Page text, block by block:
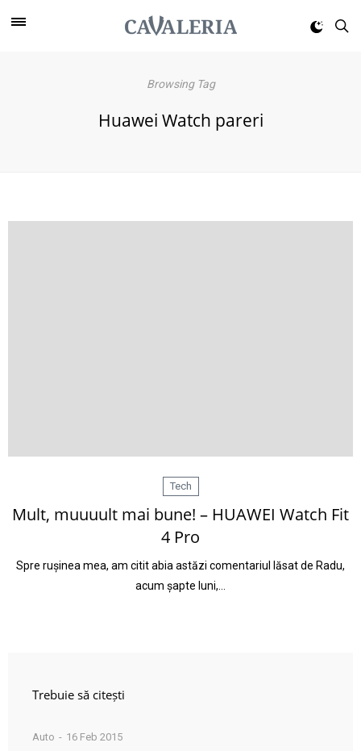
Browsing Tag
Huawei Watch pareri
Tech
Mult, muuuult mai bune! – HUAWEI Watch Fit
4 Pro
Spre rușinea mea, am citit abia astăzi comentariul lăsat de Radu,
acum șapte luni,…
Trebuie să citești
Auto 16 Feb 2015